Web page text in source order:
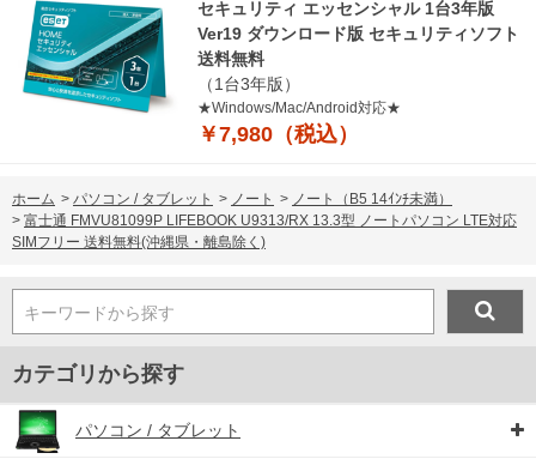
セキュリティ エッセンシャル 1台3年版
Ver19 ダウンロード版 セキュリティソフト
送料無料
（1台3年版）
★Windows/Mac/Android対応★
￥7,980（税込）
ホーム > パソコン / タブレット > ノート > ノート（B5 14ｲﾝﾁ未満）
> 富士通 FMVU81099P LIFEBOOK U9313/RX 13.3型 ノートパソコン LTE対応
SIMフリー 送料無料(沖縄県・離島除く)
キーワードから探す
カテゴリから探す
パソコン / タブレット